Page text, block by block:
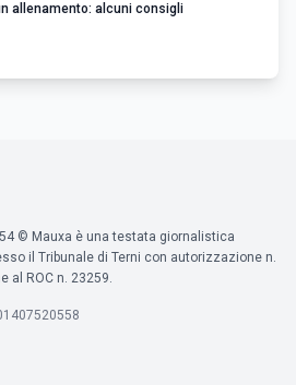
allenamento: alcuni consigli
© Mauxa è una testata giornalistica
il Tribunale di Terni con autorizzazione n.
al ROC n. 23259.